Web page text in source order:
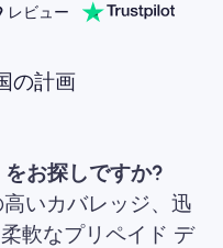
プラン
レビュー
の計画
お探しですか?
いカバレッジ、迅
軟なプリペイド デ